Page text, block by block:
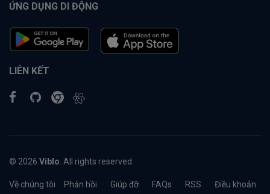
ỨNG DỤNG DI ĐỘNG
LIÊN KẾT
© 2026 Viblo . All rights reserved.
Về chúng tôi Phản hồi Giúp đỡ FAQs RSS Điều khoản